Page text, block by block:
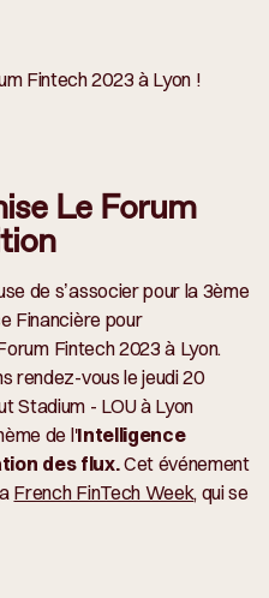
Fintech 2023 à Lyon !
Le Forum
de s’associer pour la 3ème
Financière pour
Fintech 2023 à Lyon.
rendez-vous le jeudi 20
Stadium - LOU à Lyon
de l'Intelligence
des flux.Cet événement
French FinTech Week, qui se